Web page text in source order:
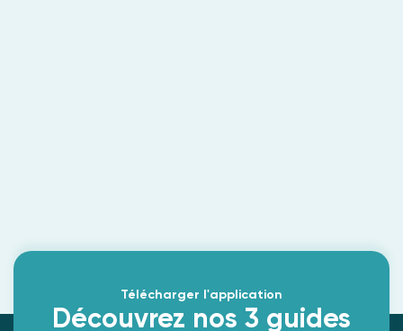
Télécharger l'application
Découvrez nos 3 guides